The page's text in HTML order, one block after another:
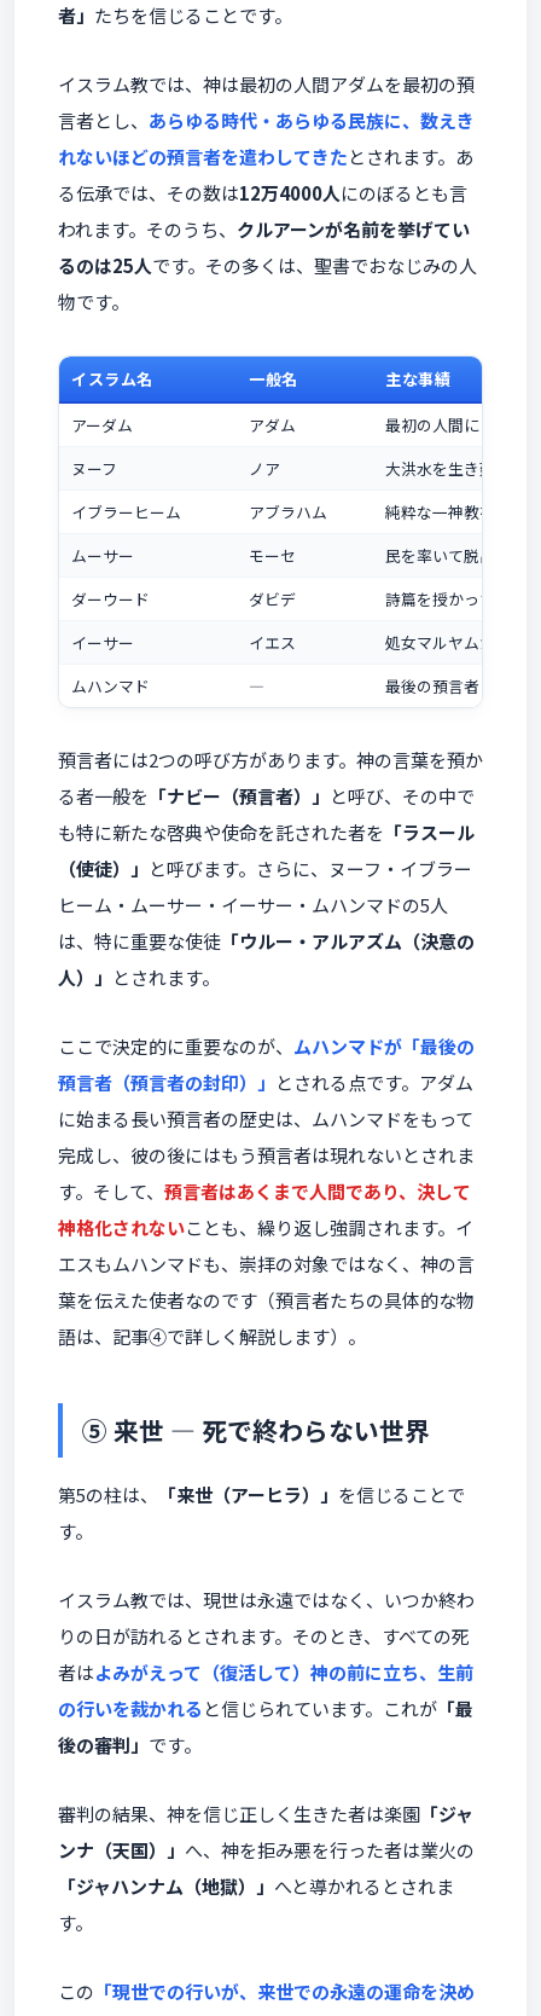
者」 たちを信じることです。
イスラム教では、神は最初の人間アダムを最初の預
言者とし、 あらゆる時代・あらゆる民族に、数えき
れないほどの預言者を遣わしてきたとされます。あ
る伝承では、その数は12万4000人にのぼるとも言
われます。そのうち、 クルアーンが名前を挙げてい
るのは25人です。その多くは、聖書でおなじみの人
物です。
イスラム名 一般名
主な事績
アーダム
アダム
最初の人間にして最
ヌーフ
ノア
大洪水を生き延びる
イブラーヒーム
アブラハム
純粋な一神教を貫き
ムーサー
モーセ
民を率いて脱出し、
ダーウード
ダビデ
詩篇を授かった王
イーサー
イエス
処女マルヤムから生
ムハンマド
― 最後の預言者（クル
預言者には2つの呼び方があります。神の言葉を預か
る者一般を 「ナビー（預言者）」 と呼び、その中で
も特に新たな啓典や使命を託された者を 「ラスール
（使徒）」 と呼びます。さらに、ヌーフ・イブラー
ヒーム・ムーサー・イーサー・ムハンマドの5人
は、特に重要な使徒 「ウルー・アルアズム（決意の
人）」 とされます。
ここで決定的に重要なのが、 ムハンマドが「最後の
預言者（預言者の封印）」 とされる点です。アダム
に始まる長い預言者の歴史は、ムハンマドをもって
完成し、彼の後にはもう預言者は現れないとされま
す。そして、 預言者はあくまで人間であり、決して
神格化されないことも、繰り返し強調されます。イ
エスもムハンマドも、崇拝の対象ではなく、神の言
葉を伝えた使者なのです（預言者たちの具体的な物
語は、記事④で詳しく解説します）。
⑤ 来世 ― 死で終わらない世界
第5の柱は、 「来世（アーヒラ）」 を信じることで
す。
イスラム教では、現世は永遠ではなく、いつか終わ
りの日が訪れるとされます。そのとき、すべての死
者はよみがえって（復活して）神の前に立ち、生前
の行いを裁かれる と信じられています。これが 「最
後の審判」 です。
審判の結果、神を信じ正しく生きた者は楽園 「ジャ
ンナ（天国）」 へ、神を拒み悪を行った者は業火の
「ジャハンナム（地獄）」 へと導かれるとされま
す。
この 「現世での行いが、来世での永遠の運命を決め